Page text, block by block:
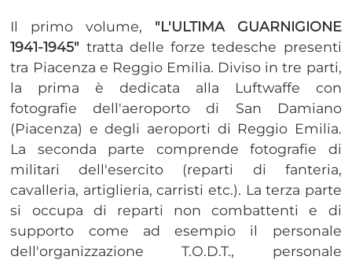
Il primo volume, "L'ULTIMA GUARNIGIONE
1941-1945" tratta delle forze tedesche presenti
tra Piacenza e Reggio Emilia. Diviso in tre parti,
la prima è dedicata alla Luftwaffe con
fotografie dell'aeroporto di San Damiano
(Piacenza) e degli aeroporti di Reggio Emilia.
La seconda parte comprende fotografie di
militari dell'esercito (reparti di fanteria,
cavalleria, artiglieria, carristi etc.). La terza parte
si occupa di reparti non combattenti e di
supporto come ad esempio il personale
dell'organizzazione T.O.D.T., personale